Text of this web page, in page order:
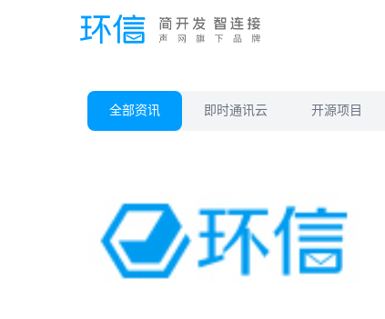
全部资讯 即时通讯云 开源项目